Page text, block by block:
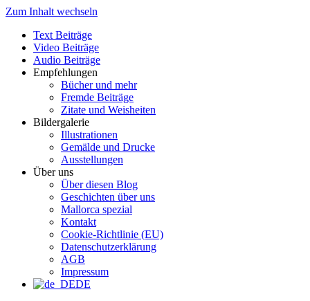
Zum Inhalt wechseln
Text Beiträge
Video Beiträge
Audio Beiträge
Empfehlungen
Bücher und mehr
Fremde Beiträge
Zitate und Weisheiten
Bildergalerie
Illustrationen
Gemälde und Drucke
Ausstellungen
Über uns
Über diesen Blog
Geschichten über uns
Mallorca spezial
Kontakt
Cookie-Richtlinie (EU)
Datenschutzerklärung
AGB
Impressum
DE